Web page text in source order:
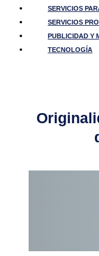
SERVICIOS
SERVICIOS
PUBLICIDAD Y
TECNOLOGÍA